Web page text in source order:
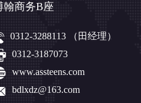
翰商务B座
0312-3288113 （田经理）
0312-3187073
www.assteens.com
bdlxdz@163.com